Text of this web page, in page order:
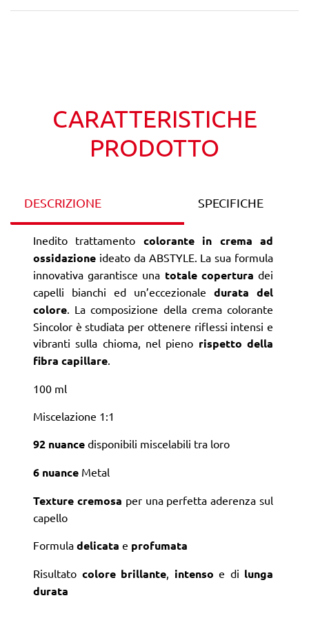
CARATTERISTICHE
PRODOTTO
DESCRIZIONE SPECIFICHE
Inedito trattamento colorante in crema ad
ossidazione ideato da ABSTYLE. La sua formula
innovativa garantisce una totale coperturadei
capelli bianchi ed un’eccezionale durata del
colore. La composizione della crema colorante
Sincolor è studiata per ottenere riflessi intensi e
vibranti sulla chioma, nel pieno rispetto della
fibra capillare.
100 ml
Miscelazione 1:1
92 nuance disponibili miscelabili tra loro
6 nuance Metal
Texture cremosa per una perfetta aderenza sul
capello
Formula delicata e profumata
Risultato colore brillante, intenso e di lunga
durata